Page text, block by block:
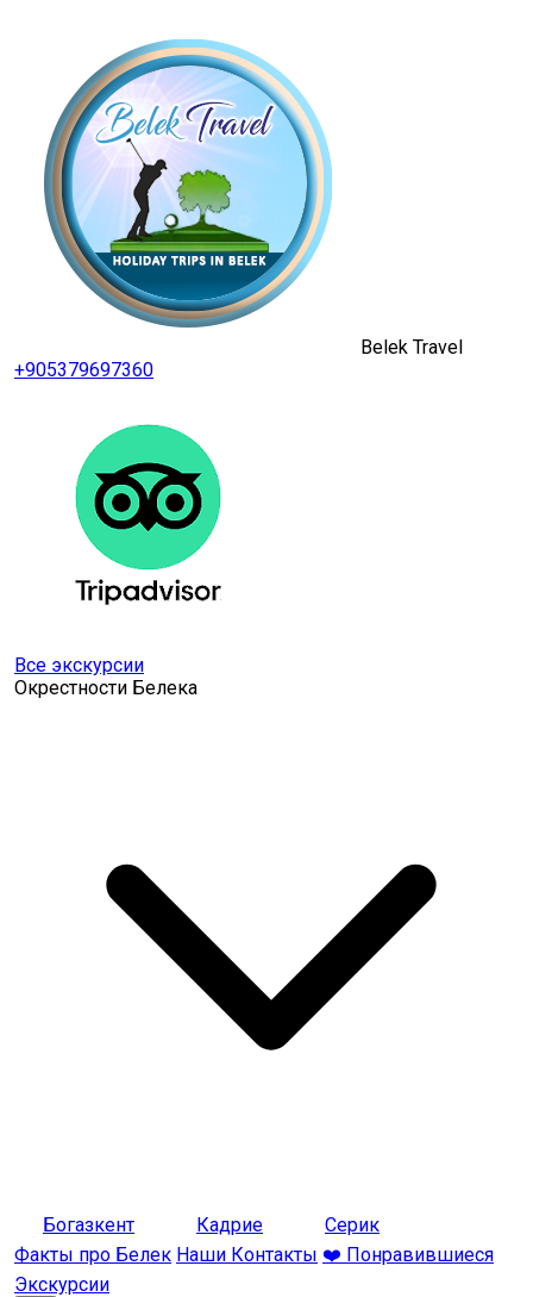
Belek Travel
+905379697360
Все экскурсии
Окрестности Белека
Богазкент Кадрие
Серик
Факты про Белек Наши Контакты ❤️ Понравившиеся
Экскурсии